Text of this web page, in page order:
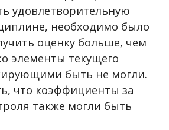
удовлетворительную
необходимо было
оценку больше, чем
элементы текущего
быть не могли.
что коэффициенты за
также могли быть